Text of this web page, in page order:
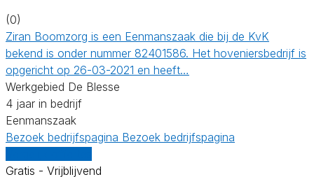
(0)
Ziran Boomzorg is een Eenmanszaak die bij de KvK
bekend is onder nummer 82401586. Het hoveniersbedrijf is
opgericht op 26-03-2021 en heeft…
Werkgebied De Blesse
4 jaar in bedrijf
Eenmanszaak
Bezoek bedrijfspagina Bezoek bedrijfspagina
Gratis - Vrijblijvend